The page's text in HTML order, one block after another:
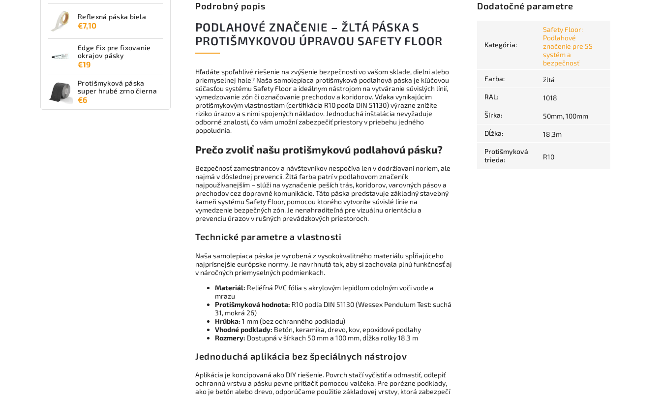
Reflexná páska biela
€7,10
Edge Fix pre fixovanie
okrajov pásky
€19
Protišmyková páska
super hrubé zrno čierna
€6
Podrobný popis
PODLAHOVÉ ZNAČENIE – ŽLTÁ PÁSKA S
PROTIŠMYKOVOU ÚPRAVOU SAFETY FLOOR
Hľadáte spoľahlivé riešenie na zvýšenie bezpečnosti vo vašom sklade, dielni alebo
priemyselnej hale? Naša samolepiaca protišmyková podlahová páska je kľúčovou
súčasťou systému Safety Floor a ideálnym nástrojom na vytváranie súvislých línií,
vymedzovanie zón či označovanie prechodov a koridorov. Vďaka vynikajúcim
protišmykovým vlastnostiam (certifikácia R10 podľa DIN 51130) výrazne znížite
riziko úrazov a s nimi spojených nákladov. Jednoduchá inštalácia nevyžaduje
odborné znalosti, čo vám umožní zabezpečiť priestory v priebehu jedného
popoludnia.
Prečo zvoliť našu protišmykovú podlahovú pásku?
Bezpečnosť zamestnancov a návštevníkov nespočíva len v dodržiavaní noriem, ale
najmä v dôslednej prevencii. Žltá farba patrí v podlahovom značení k
najpoužívanejším – slúži na vyznačenie peších trás, koridorov, varovných pásov a
prechodov cez dopravné komunikácie. Táto páska predstavuje základný stavebný
kameň systému Safety Floor, pomocou ktorého vytvoríte súvislé línie na
vymedzenie bezpečných zón. Je nenahraditeľná pre vizuálnu orientáciu a
prevenciu úrazov v rušných prevádzkových priestoroch.
Technické parametre a vlastnosti
Naša samolepiaca páska je vyrobená z vysokokvalitného materiálu spĺňajúceho
najprísnejšie európske normy. Je navrhnutá tak, aby si zachovala plnú funkčnosť aj
v náročných priemyselných podmienkach.
Materiál: Reliéfná PVC fólia s akrylovým lepidlom odolným voči vode a
mrazu
Protišmyková hodnota: R10 podľa DIN 51130 (Wessex Pendulum Test: suchá
31, mokrá 26)
Hrúbka: 1 mm (bez ochranného podkladu)
Vhodné podklady: Betón, keramika, drevo, kov, epoxidové podlahy
Rozmery: Dostupná v šírkach 50 mm a 100 mm, dĺžka rolky 18,3 m
Jednoduchá aplikácia bez špeciálnych nástrojov
Aplikácia je koncipovaná ako DIY riešenie. Povrch stačí vyčistiť a odmastiť, odlepiť
ochrannú vrstvu a pásku pevne pritlačiť pomocou valčeka. Pre porézne podklady,
ako je betón alebo drevo, odporúčame použitie základovej vrstvy, ktorá zabezpečí
Dodatočné parametre
Kategória:
Safety Floor:
Podlahové
značenie pre 5S
systém a
bezpečnosť
Farba: žltá
RAL: 1018
Šírka: 50mm, 100mm
Dĺžka: 18,3m
Protišmyková
trieda: R10